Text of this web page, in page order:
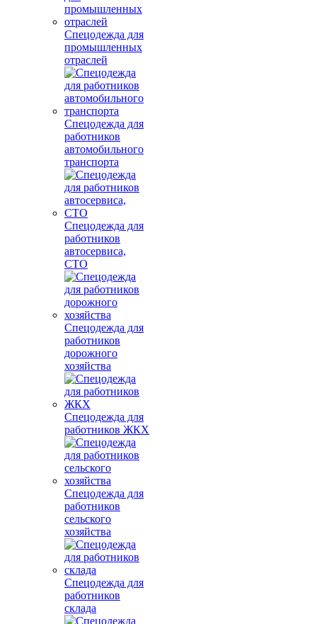
Спецодежда для
промышленных
отраслей
Спецодежда для
работников
автомобильного
транспорта
Спецодежда для
работников
автосервиса,
СТО
Спецодежда для
работников
дорожного
хозяйства
Спецодежда для
работников ЖКХ
Спецодежда для
работников
сельского
хозяйства
Спецодежда для
работников
склада